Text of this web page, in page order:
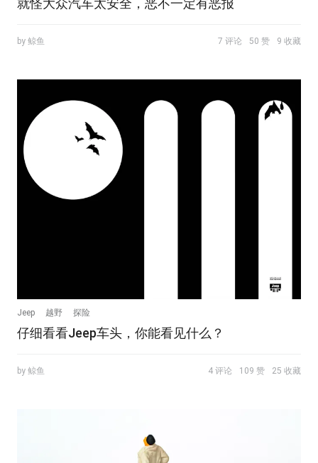
就怪大众汽车太安全，恶不一定有恶报
by 鲸鱼 7 评论 50 赞 9 收藏
Jeep 越野 探险
仔细看看Jeep车头，你能看见什么？
by 鲸鱼 4 评论 109 赞 25 收藏